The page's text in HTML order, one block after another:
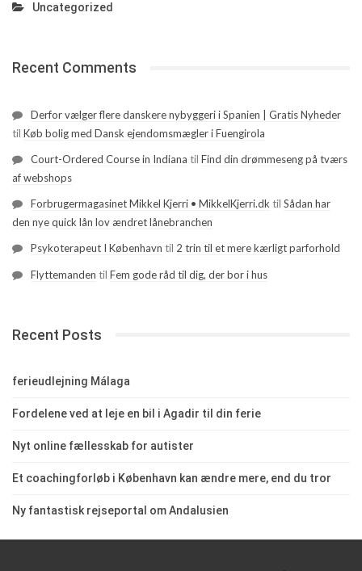
Uncategorized
Recent Comments
Derfor vælger flere danskere nybyggeri i Spanien | Gratis Nyheder
til Køb bolig med Dansk ejendomsmægler i Fuengirola
Court-Ordered Course in Indiana til Find din drømmeseng på tværs
af webshops
Forbrugermagasinet Mikkel Kjerri • MikkelKjerri.dk til Sådan har
den nye quick lån lov ændret lånebranchen
Psykoterapeut I København til 2 trin til et mere kærligt parforhold
Flyttemanden til Fem gode råd til dig, der bor i hus
Recent Posts
ferieudlejning Málaga
Fordelene ved at leje en bil i Agadir til din ferie
Nyt online fællesskab for autister
Et coachingforløb i København kan ændre mere, end du tror
Ny fantastisk rejseportal om Andalusien